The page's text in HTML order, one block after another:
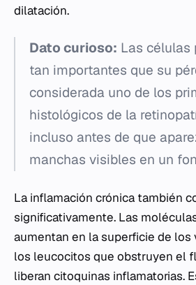
dilatación.
Dato curioso: Las células
tan importantes que su
considerada uno de los
histológicos de la
incluso antes de que
manchas visibles en un
La inflamación crónica también
significativamente. Las
aumentan en la superficie de los
los leucocitos que obstruyen el
liberan citoquinas inflamatorias.